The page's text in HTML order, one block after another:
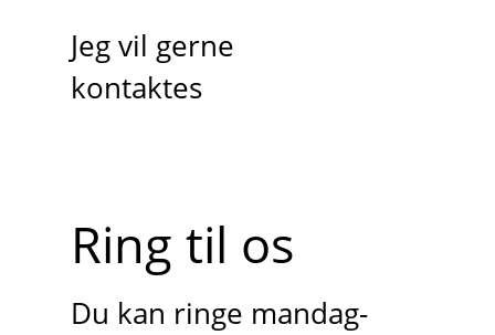
Jeg vil gerne
kontaktes
Ring til os
Du kan ringe mandag-